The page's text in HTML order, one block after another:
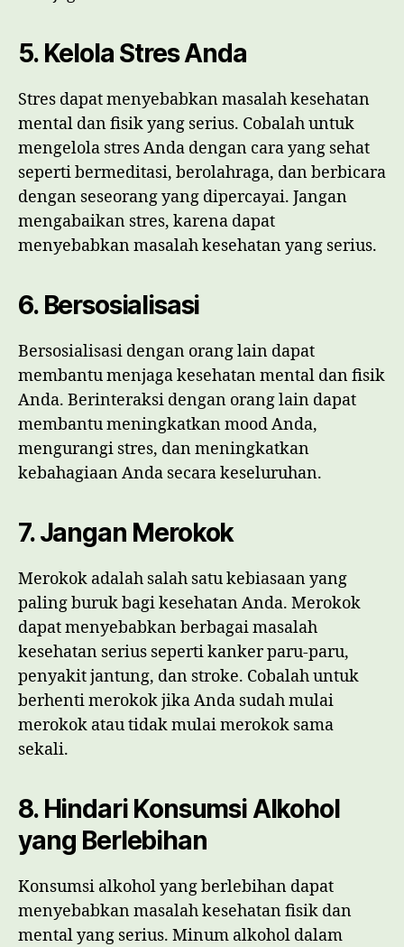
5. Kelola Stres Anda
Stres dapat menyebabkan masalah kesehatan
mental dan fisik yang serius. Cobalah untuk
mengelola stres Anda dengan cara yang sehat
seperti bermeditasi, berolahraga, dan berbicara
dengan seseorang yang dipercayai. Jangan
mengabaikan stres, karena dapat
menyebabkan masalah kesehatan yang serius.
6. Bersosialisasi
Bersosialisasi dengan orang lain dapat
membantu menjaga kesehatan mental dan fisik
Anda. Berinteraksi dengan orang lain dapat
membantu meningkatkan mood Anda,
mengurangi stres, dan meningkatkan
kebahagiaan Anda secara keseluruhan.
7. Jangan Merokok
Merokok adalah salah satu kebiasaan yang
paling buruk bagi kesehatan Anda. Merokok
dapat menyebabkan berbagai masalah
kesehatan serius seperti kanker paru-paru,
penyakit jantung, dan stroke. Cobalah untuk
berhenti merokok jika Anda sudah mulai
merokok atau tidak mulai merokok sama
sekali.
8. Hindari Konsumsi Alkohol
yang Berlebihan
Konsumsi alkohol yang berlebihan dapat
menyebabkan masalah kesehatan fisik dan
mental yang serius. Minum alkohol dalam